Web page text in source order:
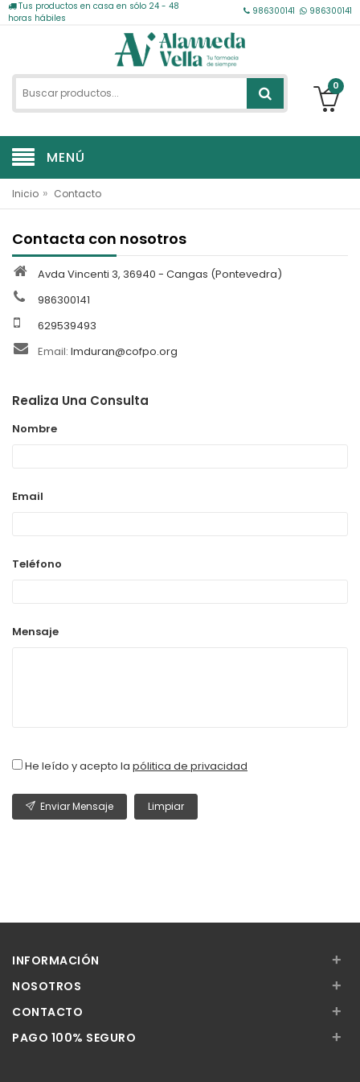
Tus productos en casa en sólo 24 - 48
horas hábiles
986300141 986300141
0
MENÚ
Inicio » Contacto
Contacta con nosotros
Avda Vincenti 3, 36940 - Cangas (Pontevedra)
986300141
629539493
Email: lmduran@cofpo.org
Realiza Una Consulta
Nombre
Email
Teléfono
Mensaje
He leído y acepto la pólitica de privacidad
Enviar Mensaje Limpiar
INFORMACIÓN +
NOSOTROS +
CONTACTO +
PAGO 100% SEGURO +